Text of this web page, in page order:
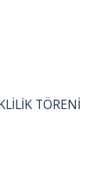
TÖRENİ